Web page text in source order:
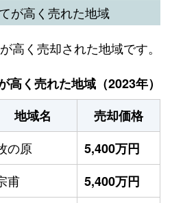
が高く売れた地域
高く売却された地域です。
高く売れた地域（2023年）
地域名
売却価格
の原
5,400万円
甫
5,400万円